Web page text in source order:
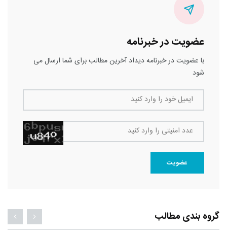
عضویت در خبرنامه
با عضویت در خبرنامه دیداد آخرین مطالب برای شما ارسال می
شود
ایمیل خود را وارد کنید
عدد امنیتی را وارد کنید
عضویت
گروه بندی مطالب